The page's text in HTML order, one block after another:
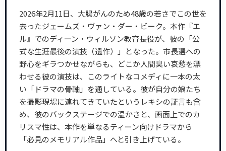
2026年2月11日、大腸がんのため48歳の若さでこの世を
去ったジェームズ・ヴァン・ダー・ビーク。本作『エ
ル』でのディーン・ウィルソン教育長役が、彼の「公
式な生涯最後の演技（遺作）」となった。市長選への
野心をギラつかせながらも、どこか人間臭い哀愁を漂
わせる彼の演技は、このライトなコメディに一本の太
い「ドラマの骨軸」を通している。彼が自分の娘たち
を撮影現場に連れてきていたというレキシの証言も含
め、彼のバックステージでの温かさと、画面上でのカ
リスマ性は、本作を単なるティーン向けドラマから
「必見のメモリアル作品」へと引き上げている。